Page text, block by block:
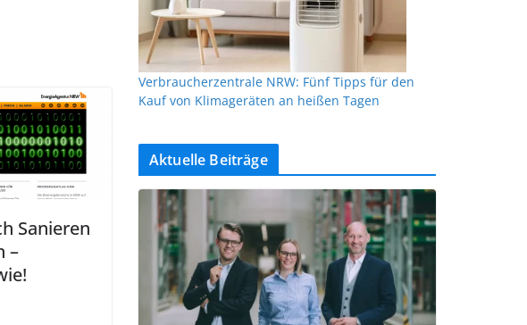
Sanieren
–
Verbraucherzentrale NRW: Fünf Tipps für den
Kauf von Klimageräten an heißen Tagen
Aktuelle Beiträge